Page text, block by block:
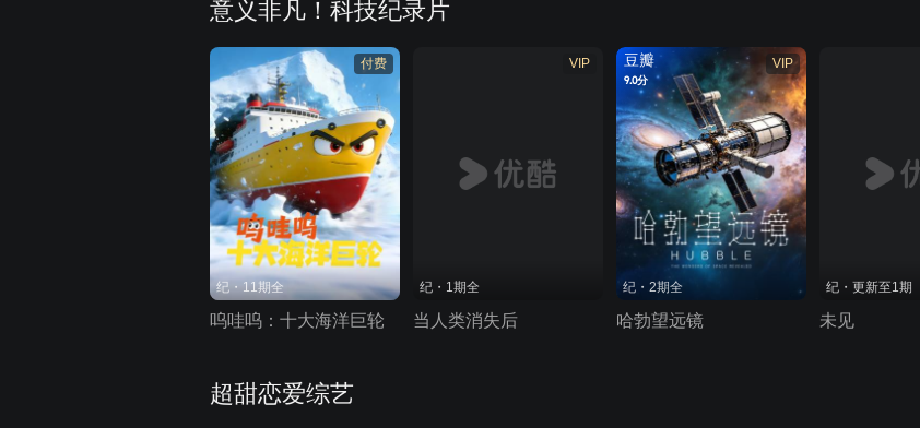
意义非凡！科技纪录片
付费
纪・11期全
呜哇呜：十大海洋巨轮
VIP
纪・1期全
当人类消失后
VIP
豆瓣
9.0分
纪・2期全
哈勃望远镜
纪・更新至1期
未见
超甜恋爱综艺